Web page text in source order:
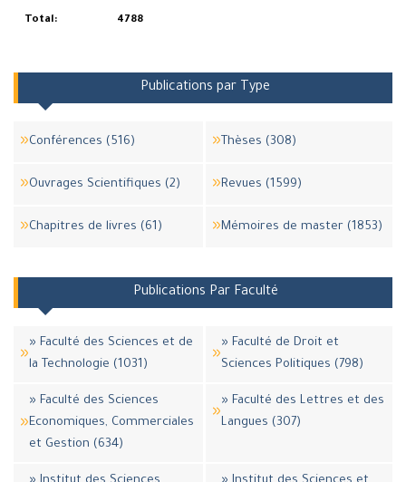
Total: 4788
Publications par Type
Conférences (516) Thèses (308)
Ouvrages Scientifiques (2) Revues (1599)
Chapitres de livres (61) Mémoires de master (1853)
Publications Par Faculté
» Faculté des Sciences et de
la Technologie (1031)
» Faculté de Droit et
Sciences Politiques (798)
» Faculté des Sciences
Economiques, Commerciales
et Gestion (634)
» Faculté des Lettres et des
Langues (307)